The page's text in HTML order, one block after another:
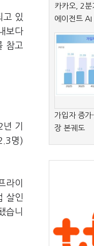
고 있
보다
참고
기
명)
라이
살인
습니
카카오, 2분
에이전트 AI
가입자 증
장 본궤도